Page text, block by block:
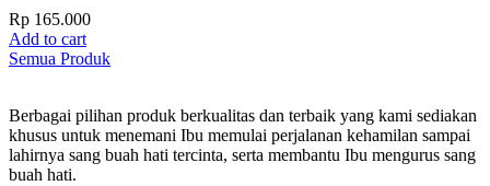
Rp 165.000
Add to cart
Semua Produk
Berbagai pilihan produk berkualitas dan terbaik yang kami sediakan
khusus untuk menemani Ibu memulai perjalanan kehamilan sampai
lahirnya sang buah hati tercinta, serta membantu Ibu mengurus sang
buah hati.